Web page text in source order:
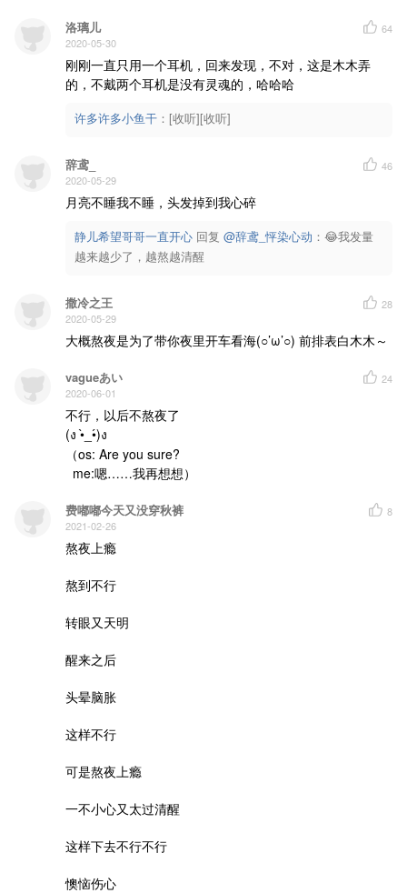
哎呀我刚刚数到了几
数羊数鸡数星星
一二三四五六七
数星数猪数大米
七六五四三二一
数着数着数着数着
可是熬夜上瘾
一不小心又太过清醒
数羊数鸡数星星
数星数猪数大米
突然被惊醒
哎呀我刚刚数到了几
数羊数鸡数星星
一二三四五六七
数星数猪数大米
数着数着数着数着
哎呀我刚刚数到了几
数羊数鸡数星星
一二三四五六七
数星数猪数大米
数着数着数着数着
数羊数鸡数星星
一二三四五六七
数星数猪数大米
七六五四三二一
数着数着数着数着
哎呀我刚刚数到了几
洛璃儿
2020-05-30
64
刚刚一直只用一个耳机，回来发现，不对，这是木木弄
的，不戴两个耳机是没有灵魂的，哈哈哈
许多许多小鱼干 ： [收听][收听]
辞鸢_
2020-05-29
46
月亮不睡我不睡，头发掉到我心碎
静儿希望哥哥一直开心 回复 @辞鸢_怦染心动 ：😂我发量
越来越少了，越熬越清醒
撒冷之王
2020-05-29
28
大概熬夜是为了带你夜里开车看海(○’ω’○) 前排表白木木～
vagueあい
2020-06-01
24
不行，以后不熬夜了
(ง •̀_•́)ง
（os: Are you sure?
  me:嗯……我再想想）
费嘟嘟今天又没穿秋裤
2021-02-26
8
熬夜上瘾
熬到不行
转眼又天明
醒来之后
头晕脑胀
这样不行
可是熬夜上瘾
一不小心又太过清醒
这样下去不行不行
懊恼伤心